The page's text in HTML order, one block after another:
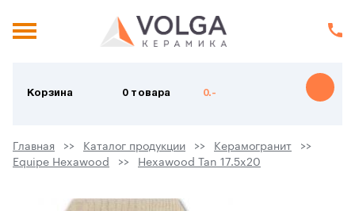
Корзина 0 товара 0.-
Главная Каталог продукции
Керамогранит
Equipe Hexawood
Hexawood Tan 17.5x20